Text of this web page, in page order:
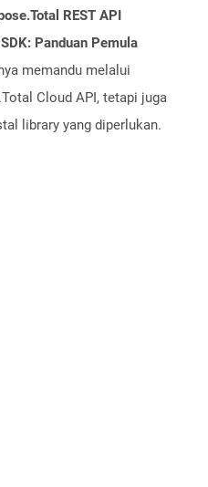
REST API
Panduan Pemula
memandu melalui
Cloud API, tetapi juga
library yang diperlukan.